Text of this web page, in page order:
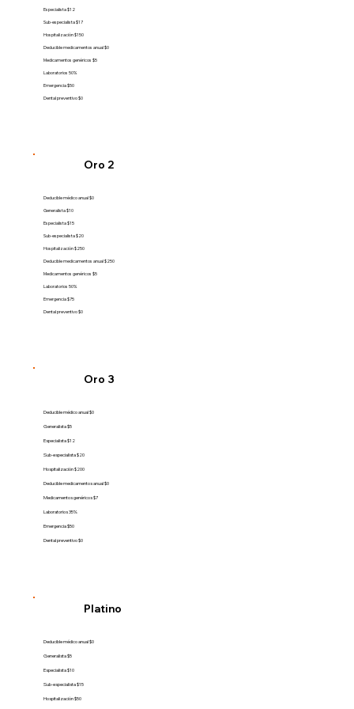
Especialista $12
Sub-especialista $17
Hospitalización $150
Deducible medicamentos anual $0
Medicamentos genéricos $5
Laboratorios 50%
Emergencia $50
Dental preventivo $0
Oro 2
Deducible médico anual $0
Generalista $10
Especialista $15
Sub-especialista $20
Hospitalización $250
Deducible medicamentos anual $250
Medicamentos genéricos $5
Laboratorios 50%
Emergencia $75
Dental preventivo $0
Oro 3
Deducible médico anual $0
Generalista $5
Especialista $12
Sub-especialista $20
Hospitalización $200
Deducible medicamentos anual $0
Medicamentos genéricos $7
Laboratorios 35%
Emergencia $50
Dental preventivo $0
Platino
Deducible médico anual $0
Generalista $5
Especialista $10
Sub-especialista $15
Hospitalización $50